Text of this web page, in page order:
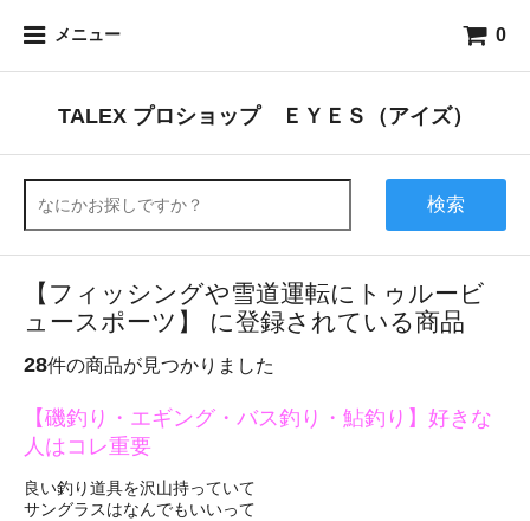
メニュー 0
TALEX プロショップ ＥＹＥＳ（アイズ）
検索
【フィッシングや雪道運転にトゥルービ
ュースポーツ】 に登録されている商品
28件の商品が見つかりました
【磯釣り・エギング・バス釣り・鮎釣り】好きな
人はコレ重要
良い釣り道具を沢山持っていて
サングラスはなんでもいいって